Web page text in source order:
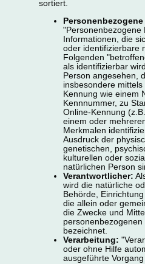
sortiert.
Personenbezogene
"Personenbezogene
Informationen, die
oder identifizierbare
Folgenden
als identifizierbar
Person angesehen,
insbesondere
Kennung wie einem
Kennnummer, zu
Online-Kennung
einem oder
Merkmalen
Ausdruck der
genetischen,
kulturellen oder
natürlichen Person
Verantwortlicher:
wird die natürliche
Behörde,
die allein oder
die Zwecke und
personenbezogenen
bezeichnet.
Verarbeitung:
oder ohne Hilfe
ausgeführte